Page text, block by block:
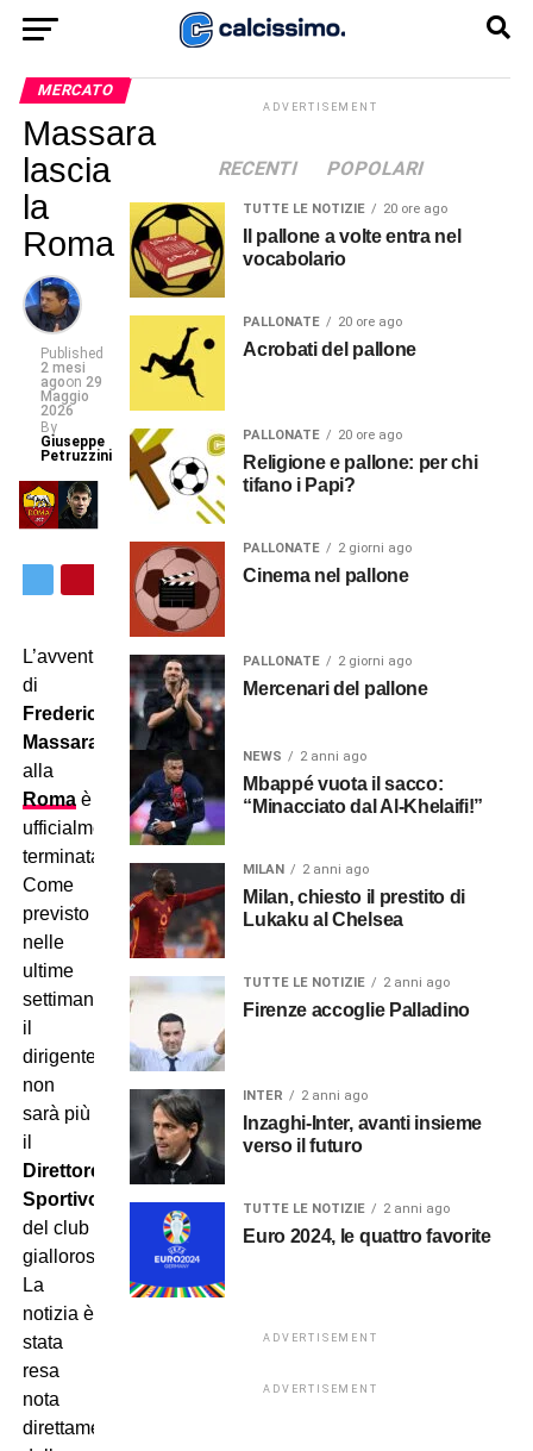
MERCATO
Massara
lascia
la
Roma
Published
2 mesi
agoon 29
Maggio
2026
By
Giuseppe
Petruzzini
L’avventura
di
Frederic
Massara
alla
Romaè
ufficialmente
terminata.
Come
previsto
nelle
ultime
settimane,
il
dirigente
non
sarà più
il
Direttore
Sportivo
del club
giallorosso.
La
notizia è
stata
resa
nota
direttamente
ADVERTISEMENT
RECENTI POPOLARI
TUTTE LE NOTIZIE 20 ore ago
Il pallone a volte entra nel
vocabolario
PALLONATE 20 ore ago
Acrobati del pallone
PALLONATE 20 ore ago
Religione e pallone: per chi
tifano i Papi?
PALLONATE 2 giorni ago
Cinema nel pallone
PALLONATE 2 giorni ago
Mercenari del pallone
NEWS 2 anni ago
Mbappé vuota il sacco:
“Minacciato dal Al-Khelaifi!”
MILAN 2 anni ago
Milan, chiesto il prestito di
Lukaku al Chelsea
TUTTE LE NOTIZIE 2 anni ago
Firenze accoglie Palladino
INTER 2 anni ago
Inzaghi-Inter, avanti insieme
verso il futuro
TUTTE LE NOTIZIE 2 anni ago
Euro 2024, le quattro favorite
ADVERTISEMENT
ADVERTISEMENT